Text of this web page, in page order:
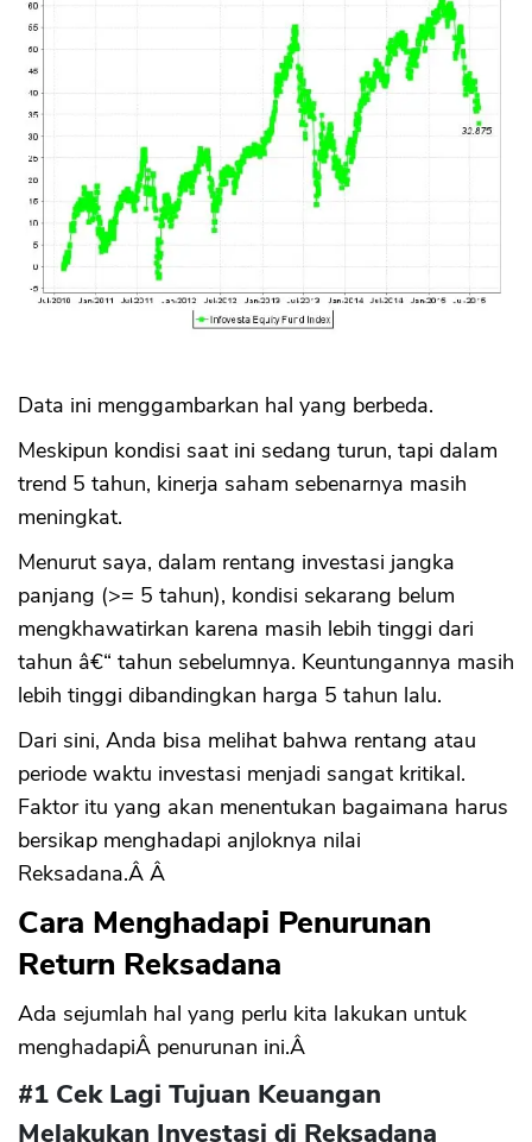
Data ini menggambarkan hal yang berbeda.
Meskipun kondisi saat ini sedang turun, tapi dalam
trend 5 tahun, kinerja saham sebenarnya masih
meningkat.
Menurut saya, dalam rentang investasi jangka
panjang (>= 5 tahun), kondisi sekarang belum
mengkhawatirkan karena masih lebih tinggi dari
tahun â€“ tahun sebelumnya. Keuntungannya masih
lebih tinggi dibandingkan harga 5 tahun lalu.
Dari sini, Anda bisa melihat bahwa rentang atau
periode waktu investasi menjadi sangat kritikal.
Faktor itu yang akan menentukan bagaimana harus
bersikap menghadapi anjloknya nilai
Reksadana.Â Â
Cara Menghadapi Penurunan
Return Reksadana
Ada sejumlah hal yang perlu kita lakukan untuk
menghadapiÂ penurunan ini.Â
#1 Cek Lagi Tujuan Keuangan
Melakukan Investasi di Reksadana